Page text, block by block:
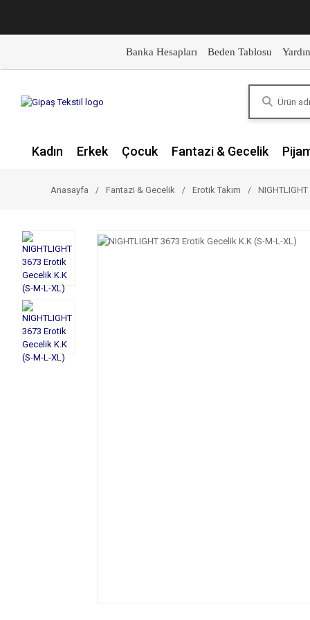
Banka Hesapları Beden Tablosu
Kadın Erkek Çocuk Fantazi & Gecelik
Anasayfa Fantazi & Gecelik Erotik Takım